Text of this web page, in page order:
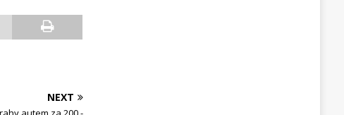
NEXT